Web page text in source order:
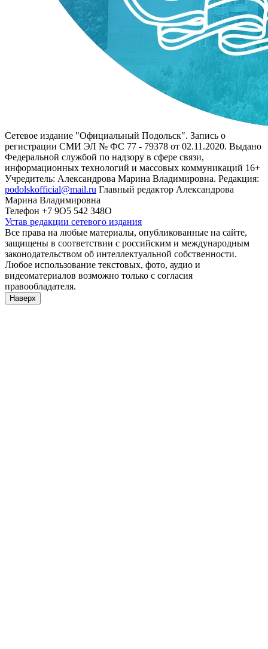
Сетевое издание "Официальный Подольск". Запись о
регистрации СМИ ЭЛ № ФС 77 - 79378 от 02.11.2020. Выдано
Федеральной службой по надзору в сфере связи,
информационных технологий и массовых коммуникаций 16+
Учредитель: Александрова Марина Владимировна. Редакция:
podolskofficial@mail.ru Главный редактор Александрова
Марина Владимировна
Телефон +7 9О5 542 348О
Устав редакции сетевого издания
Все права на любые материалы, опубликованные на сайте,
защищены в соответствии с российским и международным
законодательством об интеллектуальной собственности.
Любое использование текстовых, фото, аудио и
видеоматериалов возможно только с согласия
правообладателя.
Наверх